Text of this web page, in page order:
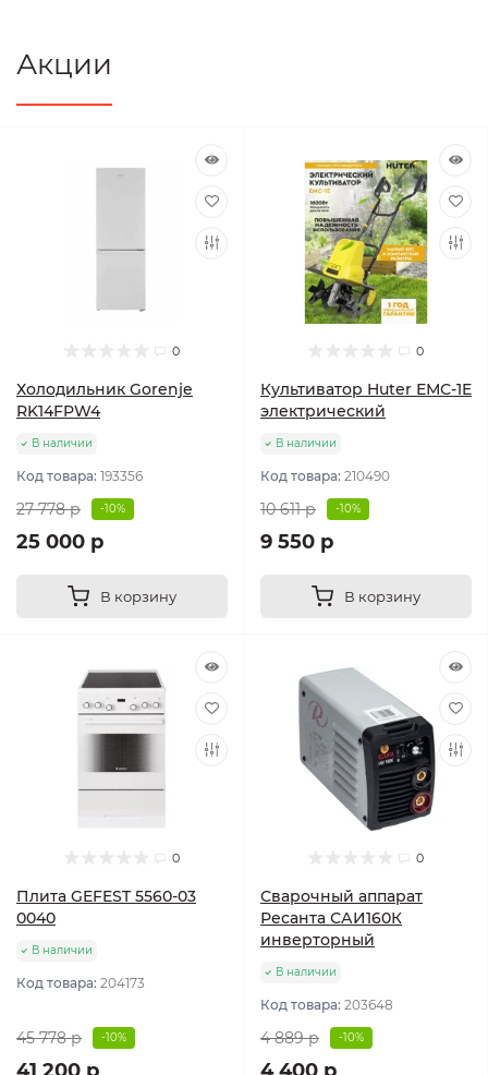
Акции
0
Холодильник Gorenje
RK14FPW4
В наличии
Код товара: 193356
27 778 р -10%
25 000 р
В корзину
0
Культиватор Huter ЕМС-1E
электрический
В наличии
Код товара: 210490
10 611 р -10%
9 550 р
В корзину
0
Плита GEFEST 5560-03
0040
В наличии
Код товара: 204173
45 778 р -10%
41 200 р
0
Сварочный аппарат
Ресанта САИ160К
инверторный
В наличии
Код товара: 203648
4 889 р -10%
4 400 р